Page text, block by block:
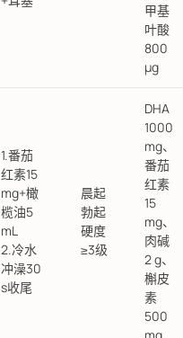
甲基
叶酸
800
µg
1.番茄
红素15
mg+橄
榄油5
mL
2.冷水
冲澡30
s收尾
晨起
勃起
硬度
≥3级
DHA
1000
mg、
番茄
红素
15
mg、
肉碱
2 g、
槲皮
素
500